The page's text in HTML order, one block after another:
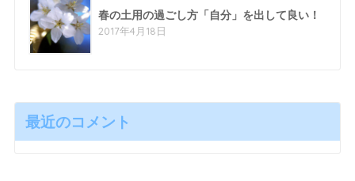
春の土用の過ごし方「自分」を出して良い！
2017年4月18日
最近のコメント